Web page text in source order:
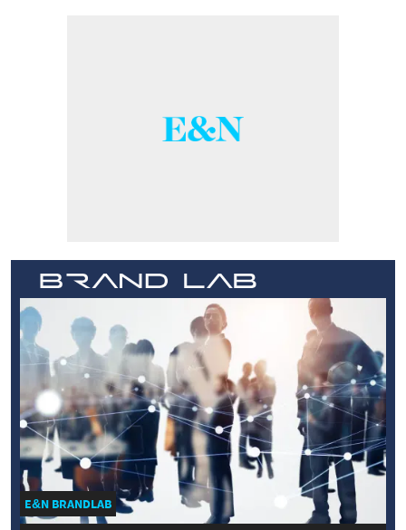
E&N BRANDLAB